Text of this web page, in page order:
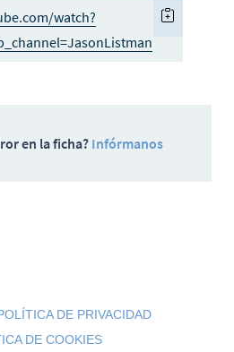
watch?
en la ficha?Infórmanos
DE PRIVACIDAD
DE COOKIES